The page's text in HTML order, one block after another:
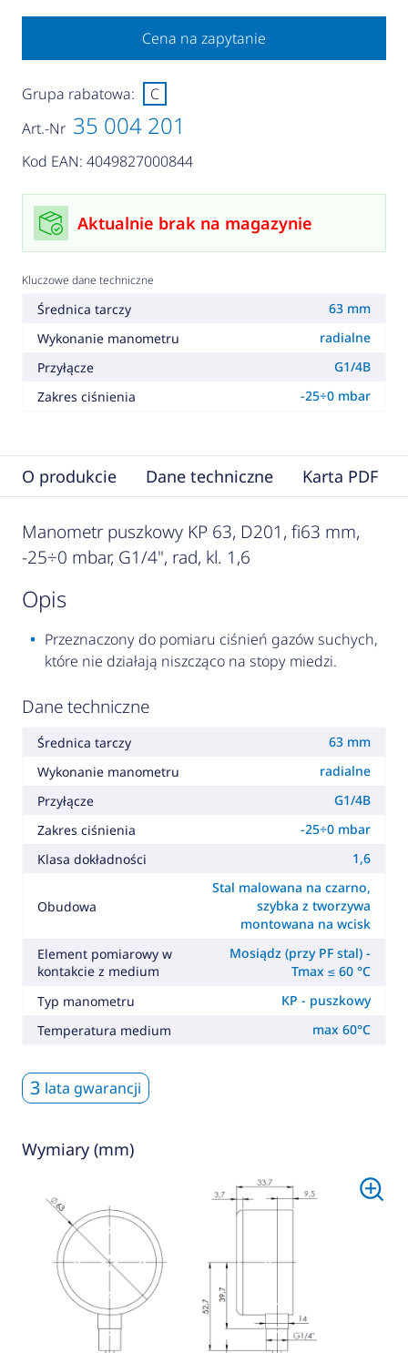
Cena na zapytanie
Art.-Nr 35 004 201
Kod EAN: 4049827000844
Grupa rabatowa: C
Aktualnie brak na magazynie
Kluczowe dane techniczne
Średnica tarczy
63 mm
Wykonanie manometru
radialne
Przyłącze
G1/4B
Zakres ciśnienia
-25÷0 mbar
O produkcie Dane techniczne Karta PDF
Manometr puszkowy KP 63, D201, fi63 mm,
-25÷0 mbar, G1/4", rad, kl. 1,6
opis
Przeznaczony do pomiaru ciśnień gazów suchych,
które nie działają niszcząco na stopy miedzi.
Dane techniczne
Średnica tarczy
63 mm
Wykonanie manometru
radialne
Przyłącze
G1/4B
Zakres ciśnienia
-25÷0 mbar
Klasa dokładności
1,6
Obudowa
Stal malowana na czarno,
szybka z tworzywa
montowana na wcisk
Element pomiarowy w
kontakcie z medium
Mosiądz (przy PF stal) -
Tmax ≤ 60 °C
Typ manometru
KP - puszkowy
Temperatura medium
max 60°C
3 lata gwarancji
Wymiary (mm)